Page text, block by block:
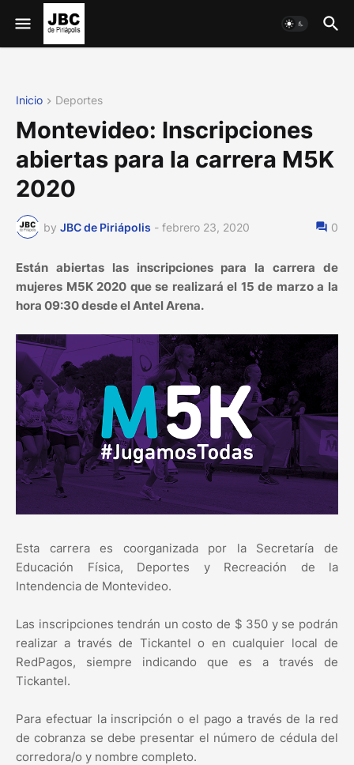
Inicio Deportes
Montevideo: Inscripciones
abiertas para la carrera M5K
2020
by JBC de Piriápolis - febrero 23, 2020 0
Están abiertas las inscripciones para la carrera de
mujeres M5K 2020 que se realizará el 15 de marzo a la
hora 09:30 desde el Antel Arena.
Esta carrera es coorganizada por la Secretaría de
Educación Física, Deportes y Recreación de la
Intendencia de Montevideo.
Las inscripciones tendrán un costo de $ 350 y se podrán
realizar a través de Tickantel o en cualquier local de
RedPagos, siempre indicando que es a través de
Tickantel.
Para efectuar la inscripción o el pago a través de la red
de cobranza se debe presentar el número de cédula del
corredora/o y nombre completo.